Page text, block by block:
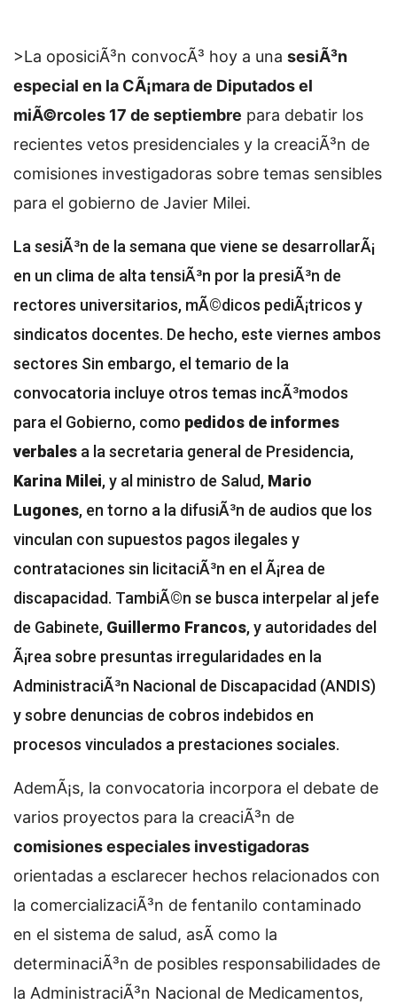
>La oposiciÃ³n convocÃ³ hoy a una sesiÃ³n
especial en la CÃ¡mara de Diputados el
miÃ©rcoles 17 de septiembre para debatir los
recientes vetos presidenciales y la creaciÃ³n de
comisiones investigadoras sobre temas sensibles
para el gobierno de Javier Milei.
La sesiÃ³n de la semana que viene se desarrollarÃ¡
en un clima de alta tensiÃ³n por la presiÃ³n de
rectores universitarios, mÃ©dicos pediÃ¡tricos y
sindicatos docentes. De hecho, este viernes ambos
sectores Sin embargo, el temario de la
convocatoria incluye otros temas incÃ³modos
para el Gobierno, como pedidos de informes
verbales a la secretaria general de Presidencia,
Karina Milei, y al ministro de Salud, Mario
Lugones, en torno a la difusiÃ³n de audios que los
vinculan con supuestos pagos ilegales y
contrataciones sin licitaciÃ³n en el Ã¡rea de
discapacidad. TambiÃ©n se busca interpelar al jefe
de Gabinete, Guillermo Francos, y autoridades del
Ã¡rea sobre presuntas irregularidades en la
AdministraciÃ³n Nacional de Discapacidad (ANDIS)
y sobre denuncias de cobros indebidos en
procesos vinculados a prestaciones sociales.
AdemÃ¡s, la convocatoria incorpora el debate de
varios proyectos para la creaciÃ³n de
comisiones especiales investigadoras
orientadas a esclarecer hechos relacionados con
la comercializaciÃ³n de fentanilo contaminado
en el sistema de salud, asÃ­ como la
determinaciÃ³n de posibles responsabilidades de
la AdministraciÃ³n Nacional de Medicamentos,